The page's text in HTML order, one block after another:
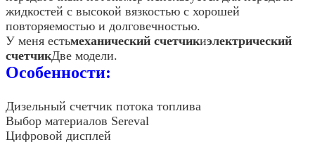
жидкостей с высокой вязкостью с хорошей
повторяемостью и долговечностью.
У меня естьмеханический счетчикиэлектрический
счетчикДве модели.
Особенности:
Дизельный счетчик потока топлива
Выбор материалов Sereval
Цифровой дисплей